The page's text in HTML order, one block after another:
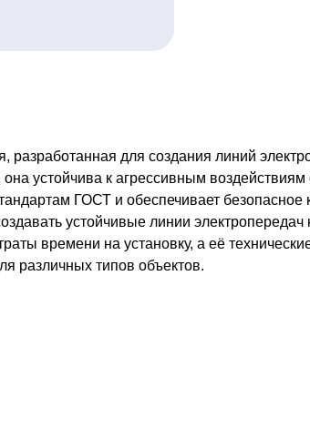
для создания линий
устойчива к агрессивным
ГОСТ и обеспечивает
устойчивые линии
времени на установку, а её
различных типов объектов.